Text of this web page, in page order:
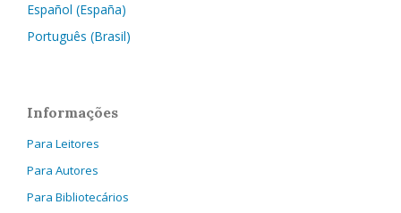
Español (España)
Português (Brasil)
Informações
Para Leitores
Para Autores
Para Bibliotecários